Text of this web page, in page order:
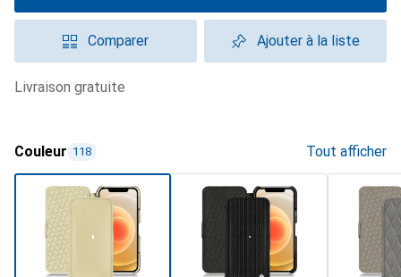
Comparer Ajouter à la liste
livraison gratuite
Couleur 118 Tout afficher